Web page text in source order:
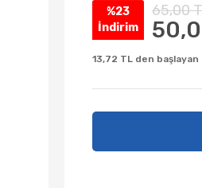
%23
İndirim
65,00
13,72 TL den